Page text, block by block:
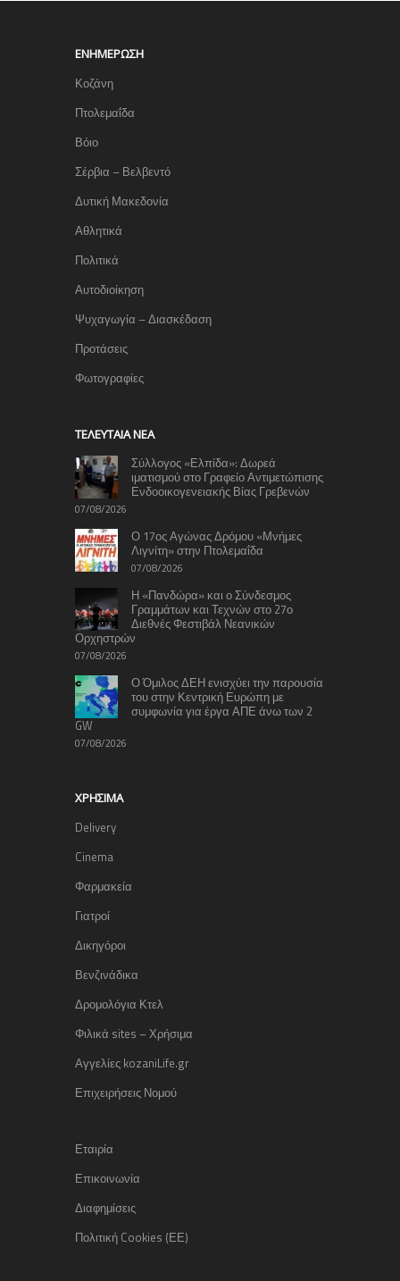
ΕΝΗΜΈΡΩΣΗ
Κοζάνη
Πτολεμαΐδα
Βόιο
Σέρβια – Βελβεντό
Δυτική Μακεδονία
Αθλητικά
Πολιτικά
Αυτοδιοίκηση
Ψυχαγωγία – Διασκέδαση
Προτάσεις
Φωτογραφίες
TΕΛΕΥΤΑΊΑ ΝΈΑ
Σύλλογος «Ελπίδα»: Δωρεά
ιματισμού στο Γραφείο Αντιμετώπισης
Ενδοοικογενειακής Βίας Γρεβενών
07/08/2026
Ο 17ος Αγώνας Δρόμου «Μνήμες
Λιγνίτη» στην Πτολεμαΐδα
07/08/2026
Η «Πανδώρα» και ο Σύνδεσμος
Γραμμάτων και Τεχνών στο 27ο
Διεθνές Φεστιβάλ Νεανικών
Ορχηστρών
07/08/2026
Ο Όμιλος ΔΕΗ ενισχύει την παρουσία
του στην Κεντρική Ευρώπη με
συμφωνία για έργα ΑΠΕ άνω των 2
GW
07/08/2026
ΧΡΉΣΙΜΑ
Delivery
Cinema
Φαρμακεία
Γιατροί
Δικηγόροι
Βενζινάδικα
Δρομολόγια Κτελ
Φιλικά sites – Χρήσιμα
Αγγελίες kozaniLife.gr
Επιχειρήσεις Νομού
Εταιρία
Επικοινωνία
Διαφημίσεις
Πολιτική Cookies (ΕΕ)